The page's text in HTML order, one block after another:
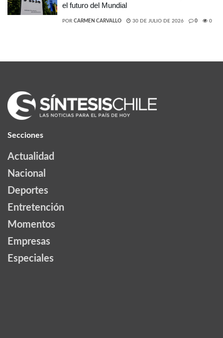
el futuro del Mundial
POR CARMEN CARVALLO 30 DE JULIO DE 2026 0 0
Secciones
Actualidad
Nacional
Deportes
Entretención
Momentos
Empresas
Especiales